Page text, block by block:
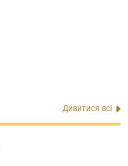
Дивитися всі